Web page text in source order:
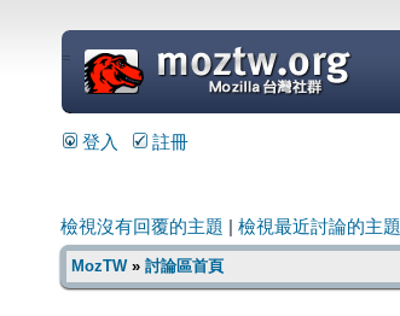
=
登入 註冊
檢視沒有回覆的主題 檢視最近討論的主題
MozTW» 討論區首頁